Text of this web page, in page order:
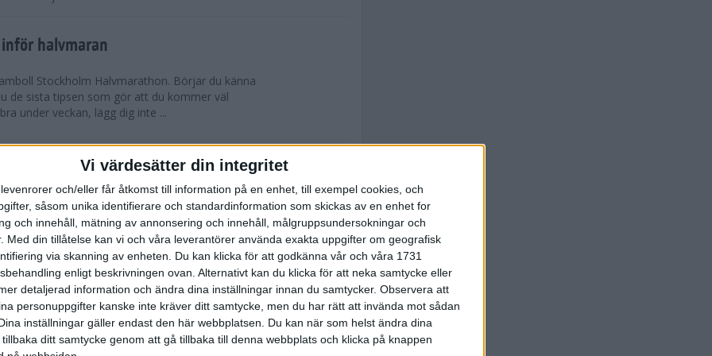
Vi värdesätter din integritet
och/eller får åtkomst till information på en enhet, till exempel cookies, och
såsom unika identifierare och standardinformation som skickas av en enhet for
och innehåll, mätning av annonsering och innehåll, målgruppsundersokningar och
Med din tillåtelse kan vi och våra leverantörer använda exakta uppgifter om geografisk
via skanning av enheten. Du kan klicka för att godkänna vår och våra 1731
enligt beskrivningen ovan. Alternativt kan du klicka för att neka samtycke eller
detaljerad information och ändra dina inställningar innan du samtycker. Observera att
personuppgifter kanske inte kräver ditt samtycke, men du har rätt att invända mot sådan
inställningar gäller endast den här webbplatsen. Du kan när som helst ändra dina
ditt samtycke genom att gå tillbaka till denna webbplats och klicka på knappen
halvmaran
Stockholm Halvmarathon. Börjar du känna
de sista tipsen som gör att du kommer väl
under veckan, lägg dig inte ...
Ramboll Stockholm Halvmarathon är
Minns du i våras hur det pratades om
Marathon. Nu har även Ramboll
sprängt sitt tidigare rekord och når snart taket...
inför Tjejmilen
två veckor kvar till Tjejmilen? Hur lägger jag upp
Här ger löpcoachen Josefine Swärm sina bästa